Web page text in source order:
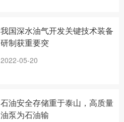
我国深水油气开发关键技术装备
研制获重要突
2022-05-20
石油安全存储重于泰山，高质量
油泵为石油输